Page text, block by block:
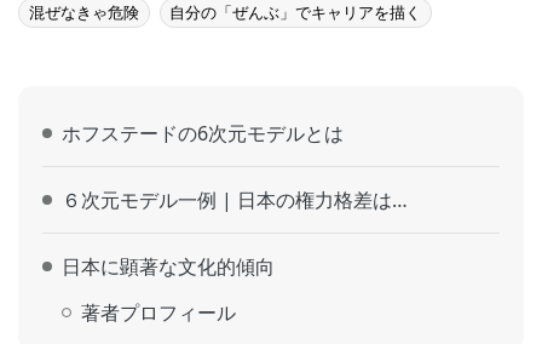
混ぜなきゃ危険 自分の「ぜんぶ」でキャリアを描く
ホフステードの6次元モデルとは
６次元モデル一例 | 日本の権力格差は…
日本に顕著な文化的傾向
著者プロフィール